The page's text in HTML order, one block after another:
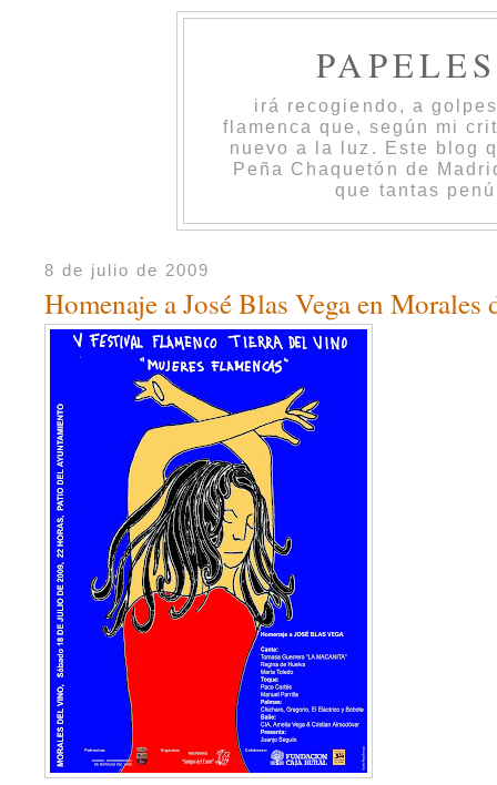
irá recogiendo, a
flamenca que, según mi
nuevo a la luz. Este blog
Peña Chaquetón de
que tantas
8 de julio de 2009
Homenaje a José Blas Vega en Morales